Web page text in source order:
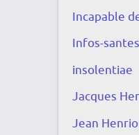
Incapable
Infos-
insolentiae
Jacques
Jean